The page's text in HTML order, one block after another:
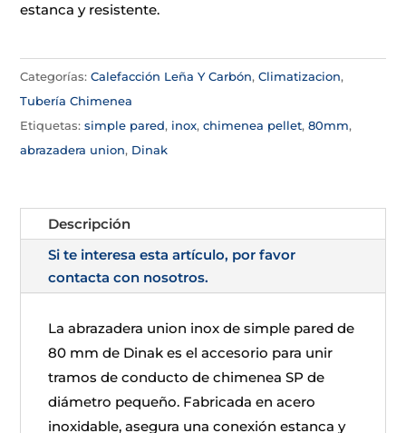
estanca y resistente.
Categorías:Calefacción Leña Y Carbón,Climatizacion,
Tubería Chimenea
Etiquetas:simple pared, inox,chimenea pellet,80mm,
abrazadera union, Dinak
Descripción
Si te interesa esta artículo, por favor
contacta con nosotros.
La abrazadera union inox de simple pared de
80 mm de Dinak es el accesorio para unir
tramos de conducto de chimenea SP de
diámetro pequeño. Fabricada en acero
inoxidable, asegura una conexión estanca y